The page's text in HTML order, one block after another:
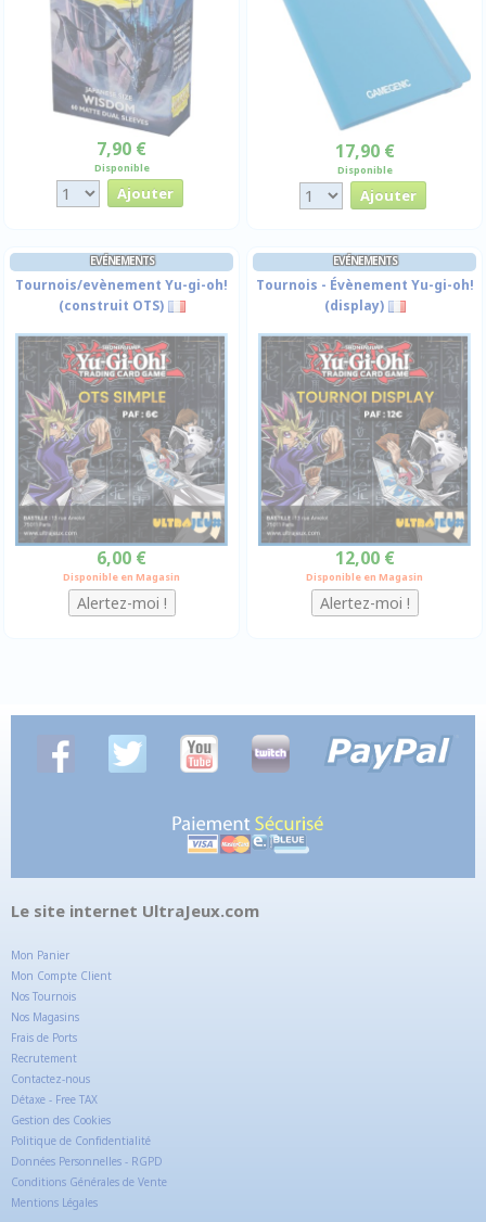
7,90 €
Disponible
17,90 €
Disponible
EVÉNEMENTS
Tournois/evènement Yu-gi-oh!
(construit OTS)
6,00 €
Disponible en Magasin
EVÉNEMENTS
Tournois - Évènement Yu-gi-oh!
(display)
12,00 €
Disponible en Magasin
Le site internet UltraJeux.com
Mon Panier
Mon Compte Client
Nos Tournois
Nos Magasins
Frais de Ports
Recrutement
Contactez-nous
Détaxe - Free TAX
Gestion des Cookies
Politique de Confidentialité
Données Personnelles - RGPD
Conditions Générales de Vente
Mentions Légales